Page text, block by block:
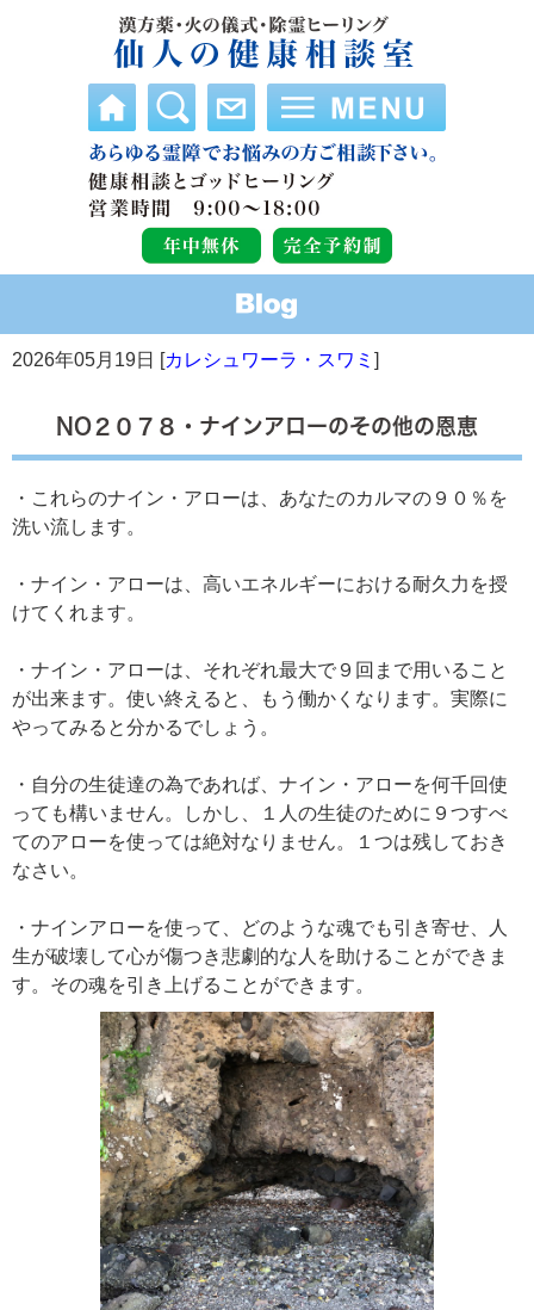
2026年05月19日 [カレシュワーラ・スワミ ]
NO２０７８・ナインアローのその他の恩恵
・これらのナイン・アローは、あなたのカルマの９０％を
洗い流します。
・ナイン・アローは、高いエネルギーにおける耐久力を授
けてくれます。
・ナイン・アローは、それぞれ最大で９回まで用いること
が出来ます。使い終えると、もう働かくなります。実際に
やってみると分かるでしょう。
・自分の生徒達の為であれば、ナイン・アローを何千回使
っても構いません。しかし、１人の生徒のために９つすべ
てのアローを使っては絶対なりません。１つは残しておき
なさい。
・ナインアローを使って、どのような魂でも引き寄せ、人
生が破壊して心が傷つき悲劇的な人を助けることができま
す。その魂を引き上げることができます。